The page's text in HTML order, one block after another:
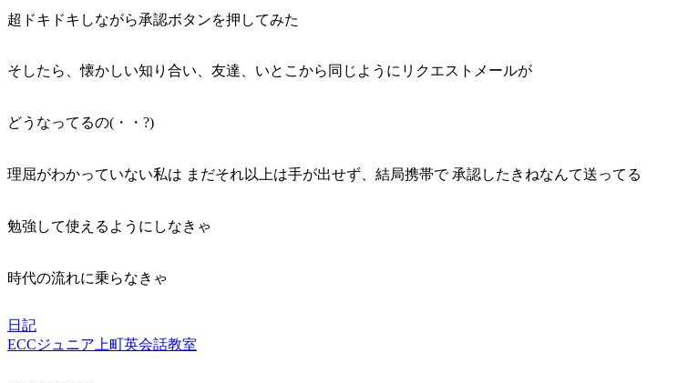
超ドキドキしながら承認ボタンを押してみた
そしたら、懐かしい知り合い、友達、いとこから同じようにリクエストメールが
どうなってるの(・・?)
理屈がわかっていない私は まだそれ以上は手が出せず、結局携帯で 承認したきねなんて送ってる
勉強して使えるようにしなきゃ
時代の流れに乗らなきゃ
日記
ECCジュニア上町英会話教室